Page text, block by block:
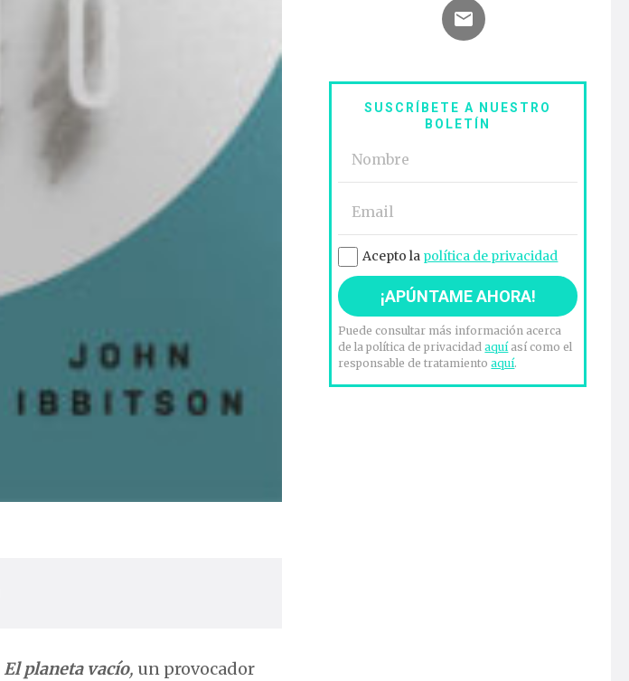
El planeta vacío, un provocador
SUSCRÍBETE A NUESTRO
BOLETÍN
Acepto la política de privacidad
Puede consultar más información acerca
de la política de privacidadaquíasí como el
responsable de tratamientoaquí.